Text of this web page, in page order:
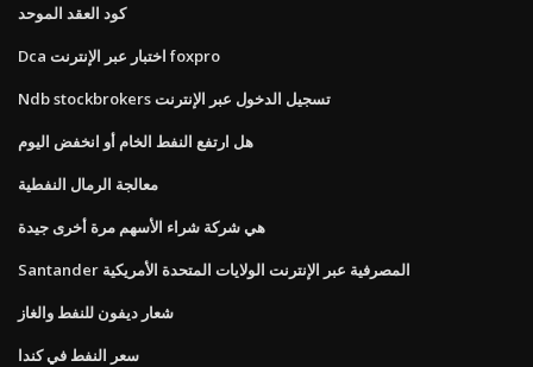
كود العقد الموحد
Dca اختبار عبر الإنترنت foxpro
Ndb stockbrokers تسجيل الدخول عبر الإنترنت
هل ارتفع النفط الخام أو انخفض اليوم
معالجة الرمال النفطية
هي شركة شراء الأسهم مرة أخرى جيدة
Santander المصرفية عبر الإنترنت الولايات المتحدة الأمريكية
شعار ديفون للنفط والغاز
سعر النفط في كندا